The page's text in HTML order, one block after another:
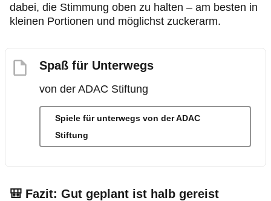
dabei, die Stimmung oben zu halten – am besten in
kleinen Portionen und möglichst zuckerarm.
Spaß für Unterwegs
von der ADAC Stiftung
Spiele für unterwegs von der ADAC
Stiftung
🎒 Fazit: Gut geplant ist halb gereist